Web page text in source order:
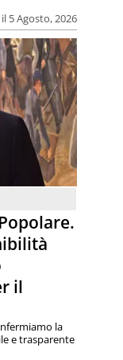
5 Agosto, 2026
il
la
e trasparente